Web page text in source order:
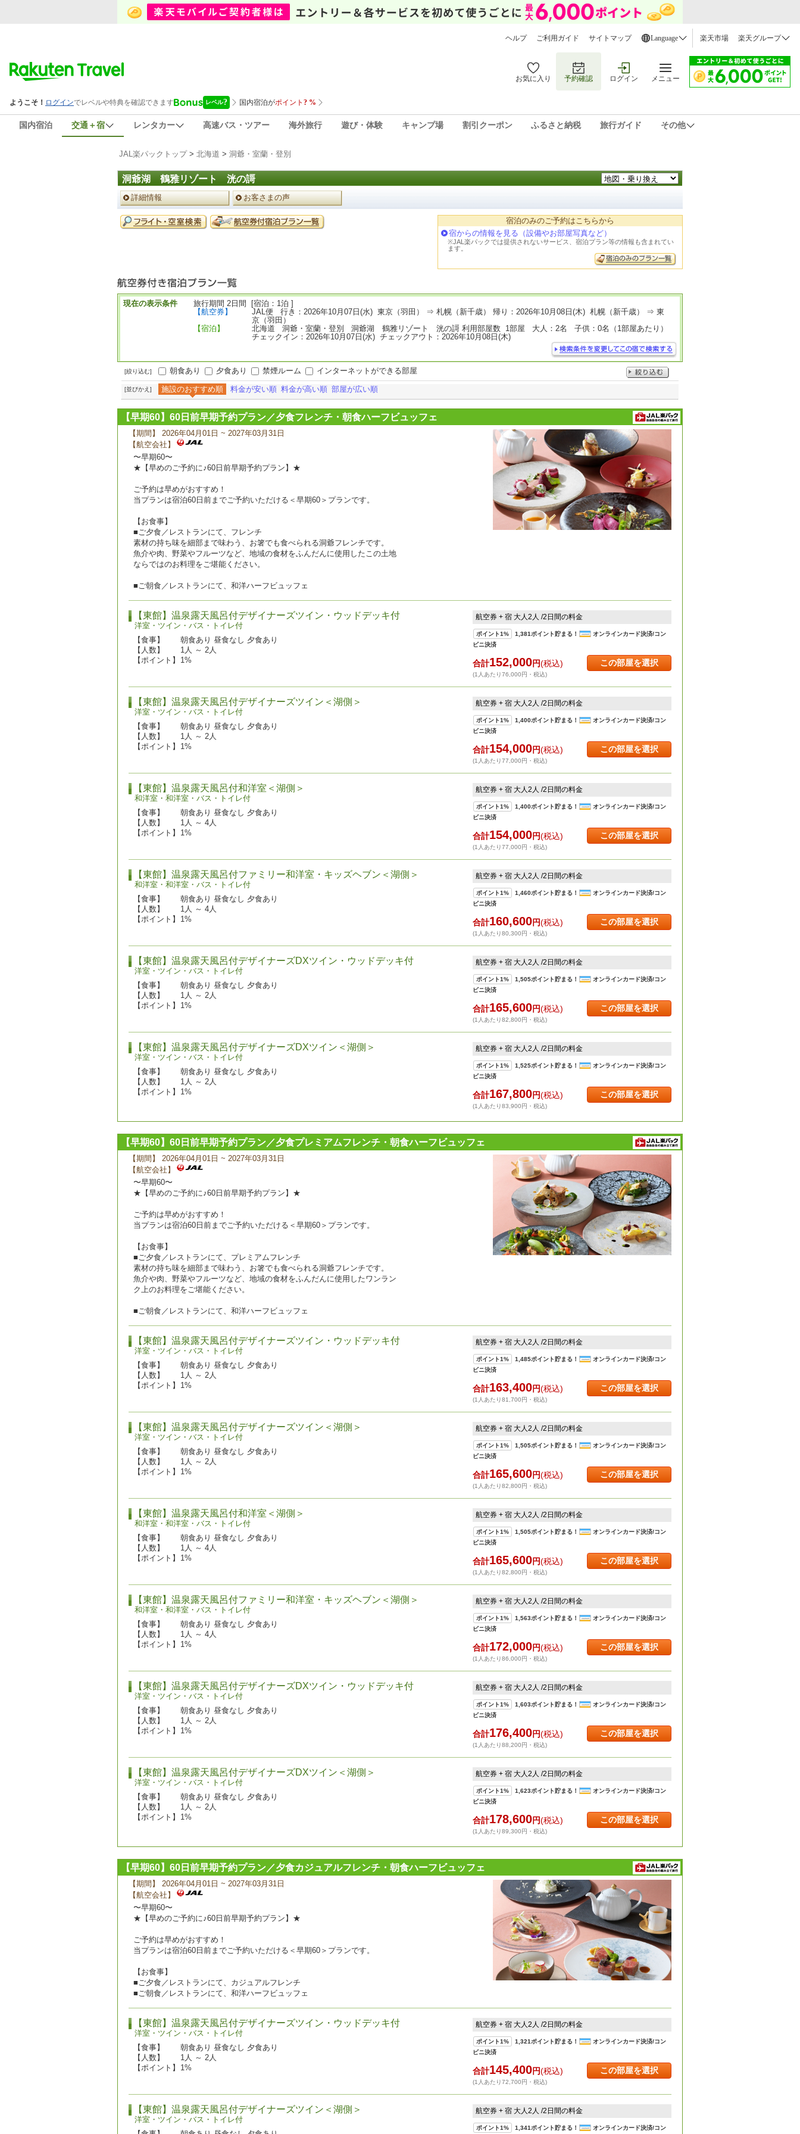
ヘルプ ご利用ガイド サイトマップ Language 楽天市場 楽天グループ
お気に入り 予約確認 ログイン メニュー
国内宿泊 交通＋宿 レンタカー 高速バス・ツアー 海外旅行 遊び・体験 キャンプ場 割引クーポン ふるさと納税 旅行ガイド その他
JAL楽パックトップ> 北海道 > 洞爺・室蘭・登別
洞爺湖 鶴雅リゾート 洸の謌
ペ
ー
ジ
メ
ニ
詳細情報 お客さまの声
予
約
宿泊のみのご予約はこちらから
宿からの情報を見る（設備やお部屋写真など）
※JAL楽パックでは提供されないサービス、宿泊プラン等の情報も含まれてい
ます。
現在の表示条件
旅行期間 2日間 [宿泊：1泊 ]
【航空券】
JAL便 行き：2026年10月07日(水) 東京（羽田） ⇒ 札幌（新千歳） 帰り：2026年10月08日(木) 札幌（新千歳） ⇒ 東
京（羽田）
【宿泊】
北海道 洞爺・室蘭・登別 洞爺湖 鶴雅リゾート 洸の謌 利用部屋数 1部屋 大人：2名 子供：0名（1部屋あたり）
チェックイン：2026年10月07日(水) チェックアウト：2026年10月08日(木)
[絞り込む] 朝食あり 夕食あり 禁煙ルーム インターネットができる部屋
[並びかえ] 施設のおすすめ順 料金が安い順 料金が高い順 部屋が広い順
【早期60】60日前早期予約プラン／夕食フレンチ・朝食ハーフビュッフェ
【期間】 2026年04月01日 ~ 2027年03月31日
【航空会社】
〜早期60〜
★【早めのご予約に♪60日前早期予約プラン】★
ご予約は早めがおすすめ！
当プランは宿泊60日前までご予約いただける＜早期60＞プランです。
【お食事】
■ご夕食／レストランにて、フレンチ
素材の持ち味を細部まで味わう、お箸でも食べられる洞爺フレンチです。
魚介や肉、野菜やフルーツなど、地域の食材をふんだんに使用したこの土地
ならではのお料理をご堪能ください。
■ご朝食／レストランにて、和洋ハーフビュッフェ
【東館】温泉露天風呂付デザイナーズツイン・ウッドデッキ付
洋室・ツイン・バス・トイレ付
【食事】
朝食あり 昼食なし 夕食あり
【人数】
1人 ～ 2人
【ポイント】
1%
航空券 + 宿 大人2人 /2日間の料金
ポイント1% 1,381 ポイント貯まる！
オンラインカード決済/コン
ビニ決済
合計152,000円(税込)
(1人あたり76,000円・税込)
この部屋を選択
【東館】温泉露天風呂付デザイナーズツイン＜湖側＞
洋室・ツイン・バス・トイレ付
【食事】
朝食あり 昼食なし 夕食あり
【人数】
1人 ～ 2人
【ポイント】
1%
航空券 + 宿 大人2人 /2日間の料金
ポイント1% 1,400ポイント貯まる！
オンラインカード決済/コン
ビニ決済
合計154,000円(税込)
(1人あたり77,000円・税込)
この部屋を選択
【東館】温泉露天風呂付和洋室＜湖側＞
和洋室・和洋室・バス・トイレ付
【食事】
朝食あり 昼食なし 夕食あり
【人数】
1人 ～ 4人
【ポイント】
1%
航空券 + 宿 大人2人 /2日間の料金
ポイント1% 1,400ポイント貯まる！
オンラインカード決済/コン
ビニ決済
合計154,000円(税込)
(1人あたり77,000円・税込)
この部屋を選択
【東館】温泉露天風呂付ファミリー和洋室・キッズヘブン＜湖側＞
和洋室・和洋室・バス・トイレ付
【食事】
朝食あり 昼食なし 夕食あり
【人数】
1人 ～ 4人
【ポイント】
1%
航空券 + 宿 大人2人 /2日間の料金
ポイント1% 1,460ポイント貯まる！
オンラインカード決済/コン
ビニ決済
合計160,600円(税込)
(1人あたり80,300円・税込)
この部屋を選択
【東館】温泉露天風呂付デザイナーズDXツイン・ウッドデッキ付
洋室・ツイン・バス・トイレ付
【食事】
朝食あり 昼食なし 夕食あり
【人数】
1人 ～ 2人
【ポイント】
1%
航空券 + 宿 大人2人 /2日間の料金
ポイント1% 1,505ポイント貯まる！
オンラインカード決済/コン
ビニ決済
合計165,600円(税込)
(1人あたり82,800円・税込)
この部屋を選択
【東館】温泉露天風呂付デザイナーズDXツイン＜湖側＞
洋室・ツイン・バス・トイレ付
【食事】
朝食あり 昼食なし 夕食あり
【人数】
1人 ～ 2人
【ポイント】
1%
航空券 + 宿 大人2人 /2日間の料金
ポイント1% 1,525ポイント貯まる！
オンラインカード決済/コン
ビニ決済
合計167,800円(税込)
(1人あたり83,900円・税込)
この部屋を選択
【早期60】60日前早期予約プラン／夕食プレミアムフレンチ・朝食ハーフビュッフェ
【期間】 2026年04月01日 ~ 2027年03月31日
【航空会社】
〜早期60〜
★【早めのご予約に♪60日前早期予約プラン】★
ご予約は早めがおすすめ！
当プランは宿泊60日前までご予約いただける＜早期60＞プランです。
【お食事】
■ご夕食／レストランにて、プレミアムフレンチ
素材の持ち味を細部まで味わう、お箸でも食べられる洞爺フレンチです。
魚介や肉、野菜やフルーツなど、地域の食材をふんだんに使用したワンラン
ク上のお料理をご堪能ください。
■ご朝食／レストランにて、和洋ハーフビュッフェ
【東館】温泉露天風呂付デザイナーズツイン・ウッドデッキ付
洋室・ツイン・バス・トイレ付
【食事】
朝食あり 昼食なし 夕食あり
【人数】
1人 ～ 2人
【ポイント】
1%
航空券 + 宿 大人2人 /2日間の料金
ポイント1% 1,485ポイント貯まる！
オンラインカード決済/コン
ビニ決済
合計163,400円(税込)
(1人あたり81,700円・税込)
この部屋を選択
【東館】温泉露天風呂付デザイナーズツイン＜湖側＞
洋室・ツイン・バス・トイレ付
【食事】
朝食あり 昼食なし 夕食あり
【人数】
1人 ～ 2人
【ポイント】
1%
航空券 + 宿 大人2人 /2日間の料金
ポイント1% 1,505ポイント貯まる！
オンラインカード決済/コン
ビニ決済
合計165,600円(税込)
(1人あたり82,800円・税込)
この部屋を選択
【東館】温泉露天風呂付和洋室＜湖側＞
和洋室・和洋室・バス・トイレ付
【食事】
朝食あり 昼食なし 夕食あり
【人数】
1人 ～ 4人
【ポイント】
1%
航空券 + 宿 大人2人 /2日間の料金
ポイント1% 1,505ポイント貯まる！
オンラインカード決済/コン
ビニ決済
合計165,600円(税込)
(1人あたり82,800円・税込)
この部屋を選択
【東館】温泉露天風呂付ファミリー和洋室・キッズヘブン＜湖側＞
和洋室・和洋室・バス・トイレ付
【食事】
朝食あり 昼食なし 夕食あり
【人数】
1人 ～ 4人
【ポイント】
1%
航空券 + 宿 大人2人 /2日間の料金
ポイント1% 1,563ポイント貯まる！
オンラインカード決済/コン
ビニ決済
合計172,000円(税込)
(1人あたり86,000円・税込)
この部屋を選択
【東館】温泉露天風呂付デザイナーズDXツイン・ウッドデッキ付
洋室・ツイン・バス・トイレ付
【食事】
朝食あり 昼食なし 夕食あり
【人数】
1人 ～ 2人
【ポイント】
1%
航空券 + 宿 大人2人 /2日間の料金
ポイント1% 1,603ポイント貯まる！
オンラインカード決済/コン
ビニ決済
合計176,400円(税込)
(1人あたり88,200円・税込)
この部屋を選択
【東館】温泉露天風呂付デザイナーズDXツイン＜湖側＞
洋室・ツイン・バス・トイレ付
【食事】
朝食あり 昼食なし 夕食あり
【人数】
1人 ～ 2人
【ポイント】
1%
航空券 + 宿 大人2人 /2日間の料金
ポイント1% 1,623ポイント貯まる！
オンラインカード決済/コン
ビニ決済
合計178,600円(税込)
(1人あたり89,300円・税込)
この部屋を選択
【早期60】60日前早期予約プラン／夕食カジュアルフレンチ・朝食ハーフビュッフェ
【期間】 2026年04月01日 ~ 2027年03月31日
【航空会社】
〜早期60〜
★【早めのご予約に♪60日前早期予約プラン】★
ご予約は早めがおすすめ！
当プランは宿泊60日前までご予約いただける＜早期60＞プランです。
【お食事】
■ご夕食／レストランにて、カジュアルフレンチ
■ご朝食／レストランにて、和洋ハーフビュッフェ
【東館】温泉露天風呂付デザイナーズツイン・ウッドデッキ付
洋室・ツイン・バス・トイレ付
【食事】
朝食あり 昼食なし 夕食あり
【人数】
1人 ～ 2人
【ポイント】
1%
航空券 + 宿 大人2人 /2日間の料金
ポイント1% 1,321 ポイント貯まる！
オンラインカード決済/コン
ビニ決済
合計145,400円(税込)
(1人あたり72,700円・税込)
この部屋を選択
【東館】温泉露天風呂付デザイナーズツイン＜湖側＞
洋室・ツイン・バス・トイレ付
航空券 + 宿 大人2人 /2日間の料金
ポイント1% 1,341 ポイント貯まる！ オンラインカード決済/コン